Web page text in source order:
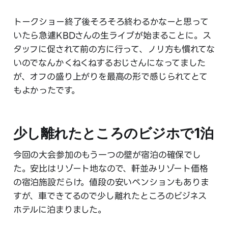
トークショー終了後そろそろ終わるかなーと思って
いたら急遽KBDさんの生ライブが始まることに。ス
タッフに促されて前の方に行って、ノリ方も慣れてな
いのでなんかくねくねするおじさんになってました
が、オフの盛り上がりを最高の形で感じられてとて
もよかったです。
少し離れたところのビジホで1泊
今回の大会参加のもう一つの壁が宿泊の確保でし
た。安比はリゾート地なので、軒並みリゾート価格
の宿泊施設だらけ。値段の安いペンションもありま
すが、車できてるので少し離れたところのビジネス
ホテルに泊まりました。